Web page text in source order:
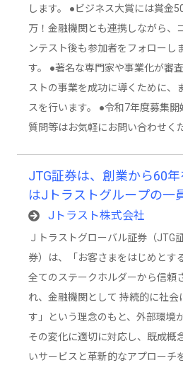
します。 ●ビジネス大賞には賞金
万！金融機関とも連携しながら、
ンテスト後も参加者をフォローし
す。 ●著名な専門家や事業化が審
ストの事業を成功に導くために、
スを行います。 ●令和7年度募集
質問等はお気軽にお問い合わせく
JTG証券は、創業から60
はJトラストグループの一
スタートした、歴史と革新
社です。
Jトラスト株式会社
Ｊトラストグローバル証券（JTG
券）は、「お客さまをはじめとす
全てのステークホルダーから信頼
れ、金融機関として 持続的に社
す」という理念のもと、外部環境
その変化に適切に対応し、既成概
いサービスと革新的なアプローチ